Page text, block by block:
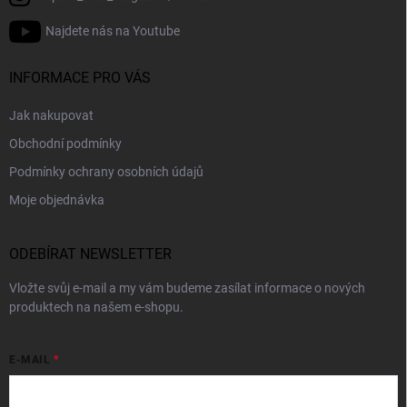
Najdete nás na Youtube
INFORMACE PRO VÁS
Jak nakupovat
Obchodní podmínky
Podmínky ochrany osobních údajů
Moje objednávka
ODEBÍRAT NEWSLETTER
Vložte svůj e-mail a my vám budeme zasílat informace o nových
produktech na našem e-shopu.
E-MAIL